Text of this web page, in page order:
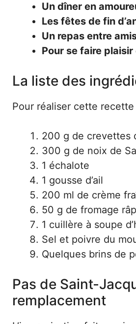
Un dîner en
Les fêtes de fin
Un repas entre
Pour se faire plaisir
La liste des
Pour réaliser cette
200 g de crevettes
300 g de noix de
1 échalote
1 gousse d’ail
200 ml de crème
50 g de fromage
1 cuillère à soupe
Sel et poivre du
Quelques brins de
Pas de Saint-
remplacement